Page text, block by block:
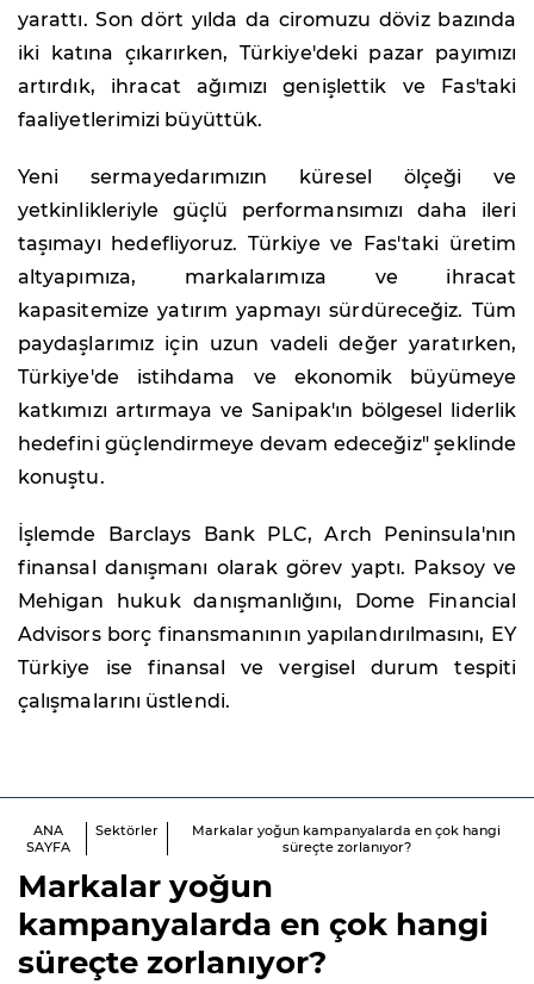
yarattı. Son dört yılda da ciromuzu döviz bazında
iki katına çıkarırken, Türkiye'deki pazar payımızı
artırdık, ihracat ağımızı genişlettik ve Fas'taki
faaliyetlerimizi büyüttük.
Yeni sermayedarımızın küresel ölçeği ve
yetkinlikleriyle güçlü performansımızı daha ileri
taşımayı hedefliyoruz. Türkiye ve Fas'taki üretim
altyapımıza, markalarımıza ve ihracat
kapasitemize yatırım yapmayı sürdüreceğiz. Tüm
paydaşlarımız için uzun vadeli değer yaratırken,
Türkiye'de istihdama ve ekonomik büyümeye
katkımızı artırmaya ve Sanipak'ın bölgesel liderlik
hedefini güçlendirmeye devam edeceğiz" şeklinde
konuştu.
İşlemde Barclays Bank PLC, Arch Peninsula'nın
finansal danışmanı olarak görev yaptı. Paksoy ve
Mehigan hukuk danışmanlığını, Dome Financial
Advisors borç finansmanının yapılandırılmasını, EY
Türkiye ise finansal ve vergisel durum tespiti
çalışmalarını üstlendi.
ANA
SAYFA
Sektörler
Markalar yoğun kampanyalarda en çok hangi
süreçte zorlanıyor?
Markalar yoğun
kampanyalarda en çok hangi
süreçte zorlanıyor?